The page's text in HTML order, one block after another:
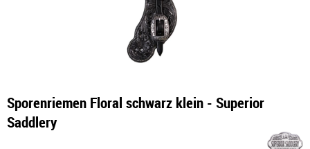
Sporenriemen Floral schwarz klein - Superior
Saddlery